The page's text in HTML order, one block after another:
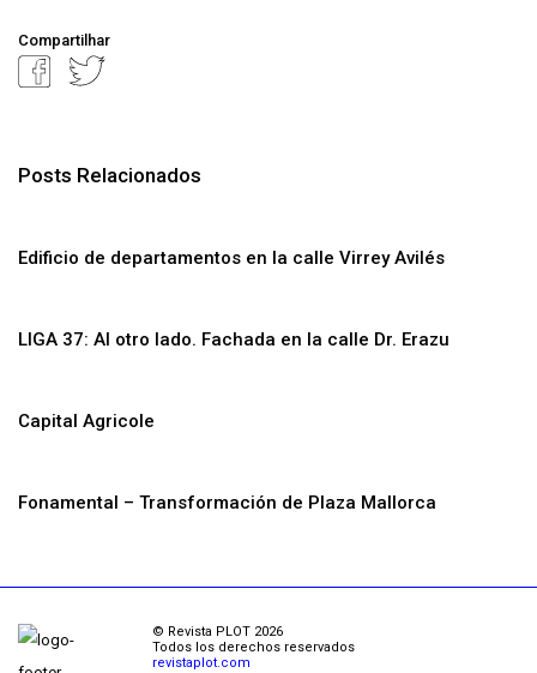
Compartilhar
Posts Relacionados
Edificio de departamentos en la calle Virrey Avilés
LIGA 37: Al otro lado. Fachada en la calle Dr. Erazu
Capital Agricole
Fonamental – Transformación de Plaza Mallorca
© Revista PLOT 2026
Todos los derechos reservados
revistaplot.com